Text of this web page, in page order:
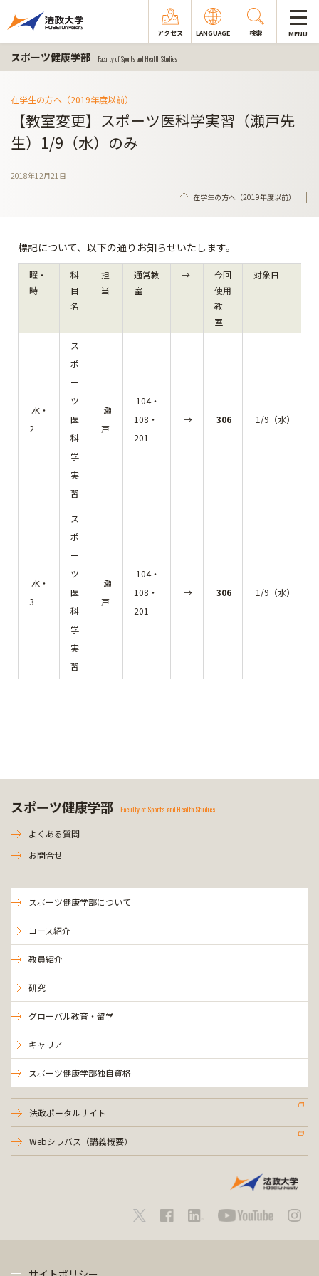
アクセス LANGUAGE 検索 MENU
スポーツ健康学部 Faculty of Sports and Health Studies
在学生の方へ（2019年度以前）
【教室変更】スポーツ医科学実習（瀬戸先
生）1/9（水）のみ
2018年12月21日
在学生の方へ（2019年度以前）
標記について、以下の通りお知らせいたします。
曜・
時
科
目
名
担
当
通常教
室
→
今回
使用
教
室
対象日
水・
2
ス
ポ
ー
ツ
医
科
学
実
習
瀬
戸
104・
108・
201
→ 306 1/9（水）
水・
3
ス
ポ
ー
ツ
医
科
学
実
習
瀬
戸
104・
108・
201
→ 306 1/9（水）
スポーツ健康学部 Faculty of Sports and Health Studies
よくある質問
お問合せ
スポーツ健康学部について
コース紹介
教員紹介
研究
グローバル教育・留学
キャリア
スポーツ健康学部独自資格
法政ポータルサイト
Webシラバス（講義概要）